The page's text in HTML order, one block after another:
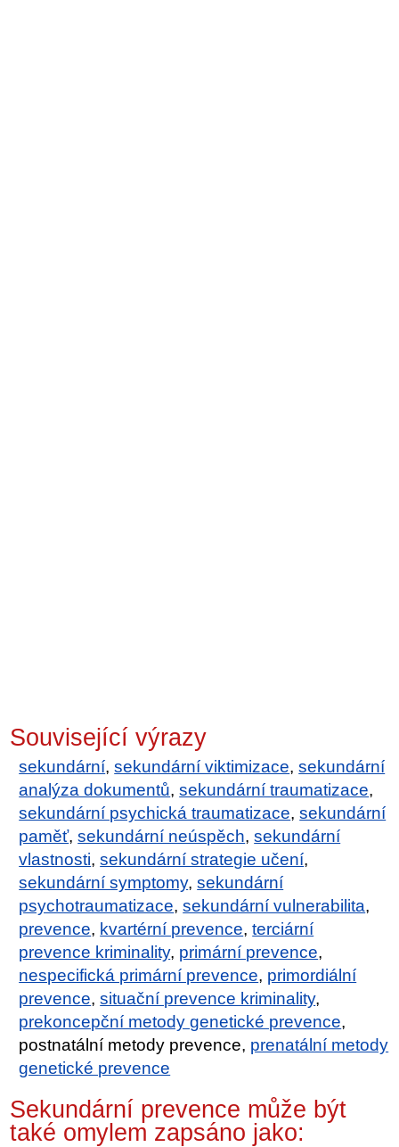
Související výrazy
sekundární,sekundární viktimizace,sekundární
analýza dokumentů,sekundární traumatizace,
sekundární psychická traumatizace,sekundární
paměť,sekundární neúspěch,sekundární
vlastnosti,sekundární strategie učení,
sekundární symptomy,sekundární
psychotraumatizace,sekundární vulnerabilita,
prevence, kvartérní prevence,terciární
prevence kriminality, primární prevence,
nespecifická primární prevence, primordiální
prevence,situační prevence kriminality,
prekoncepční metody genetické prevence,
postnatální metody prevence, prenatální metody
genetické prevence
Sekundární prevence může být
také omylem zapsáno jako: